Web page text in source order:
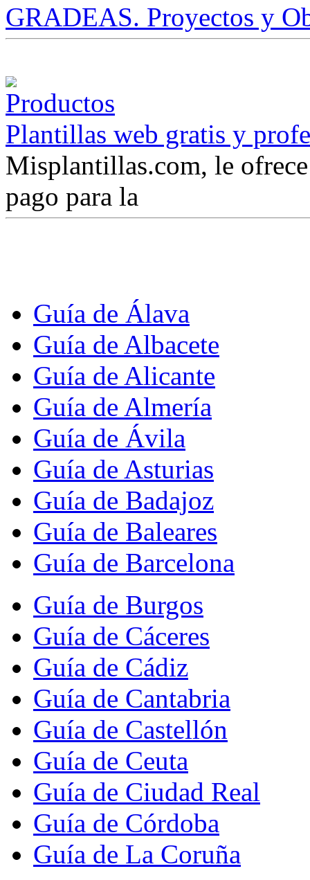
GRADEAS. Proyectos y
Plantillas web gratis y
Misplantillas.com, le
pago para la
Guía de Álava
Guía de Albacete
Guía de Alicante
Guía de Almería
Guía de Ávila
Guía de Asturias
Guía de Badajoz
Guía de Baleares
Guía de Barcelona
Guía de Burgos
Guía de Cáceres
Guía de Cádiz
Guía de Cantabria
Guía de Castellón
Guía de Ceuta
Guía de Ciudad Real
Guía de Córdoba
Guía de La Coruña